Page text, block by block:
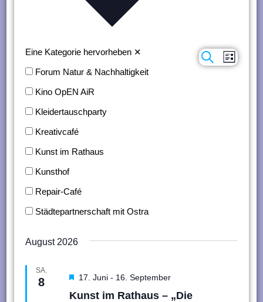
Veranstaltungen
SucheListe
Eine Kategorie hervorheben ✕
Forum Natur & Nachhaltigkeit
Kino OpEN AiR
Kleidertauschparty
Kreativcafé
Kunst im Rathaus
Kunsthof
Repair-Café
Städtepartnerschaft mit Ostra
August 2026
SA.
8
Kunst im Rathaus – „Die
Hervorgehoben
17. Juni - 16. September